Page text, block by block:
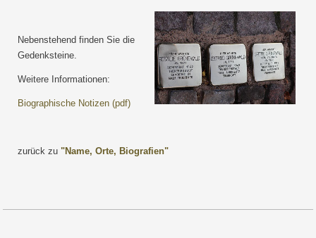
Nebenstehend finden Sie die
Gedenksteine.
Weitere Informationen:
Biographische Notizen (pdf)
zurück zu"Name, Orte, Biografien"